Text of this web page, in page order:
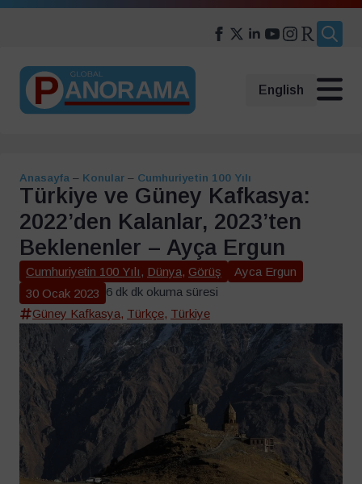
English
Anasayfa – Konular – Cumhuriyetin 100 Yılı
Türkiye ve Güney Kafkasya:
2022’den Kalanlar, 2023’ten
Beklenenler – Ayça Ergun
Cumhuriyetin 100 Yılı , Dünya, Görüş
Ayca Ergun
30 Ocak 2023 6 dk dk okuma süresi
Güney Kafkasya, Türkçe, Türkiye